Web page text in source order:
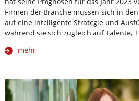
Firmen der Branche müssen sich in
auf eine intelligente Strategie und
während sie sich zugleich auf Talente,
mehr